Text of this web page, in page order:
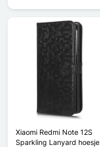
Xiaomi Redmi Note 12S
Sparkling Lanyard hoesje